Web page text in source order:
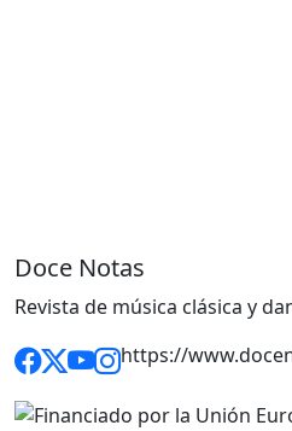
Doce Notas
Revista de música clásica y
https://